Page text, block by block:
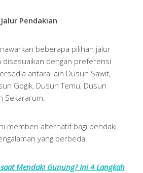
Pendakian
beberapa pilihan jalur
disesuaikan dengan preferensi
antara lain Dusun Sawit,
Gogik, Dusun Temu, Dusun
Sekararum.
memberi alternatif bagi pendaki
yang berbeda.
Mendaki Gunung? Ini 4 Langkah